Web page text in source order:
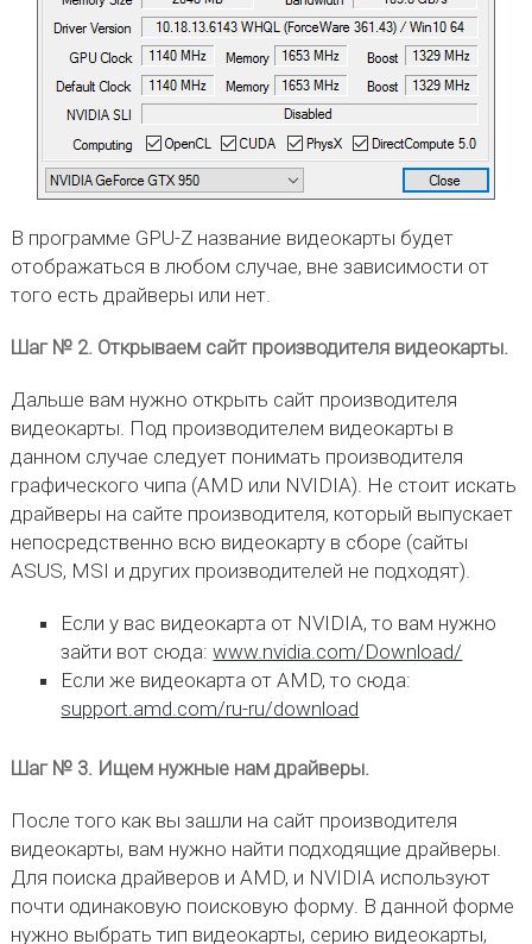
В программе GPU-Z название видеокарты будет
отображаться в любом случае, вне зависимости от
того есть драйверы или нет.
Шаг № 2. Открываем сайт производителя видеокарты.
Дальше вам нужно открыть сайт производителя
видеокарты. Под производителем видеокарты в
данном случае следует понимать производителя
графического чипа (AMD или NVIDIA). Не стоит искать
драйверы на сайте производителя, который выпускает
непосредственно всю видеокарту в сборе (сайты
ASUS, MSI и других производителей не подходят).
Если у вас видеокарта от NVIDIA, то вам нужно
зайти вот сюда:www.nvidia.com/Download/
Если же видеокарта от AMD, то сюда:
support.amd.com/ru-ru/download
Шаг № 3. Ищем нужные нам драйверы.
После того как вы зашли на сайт производителя
видеокарты, вам нужно найти подходящие драйверы.
Для поиска драйверов и AMD, и NVIDIA используют
почти одинаковую поисковую форму. В данной форме
нужно выбрать тип видеокарты, серию видеокарты,